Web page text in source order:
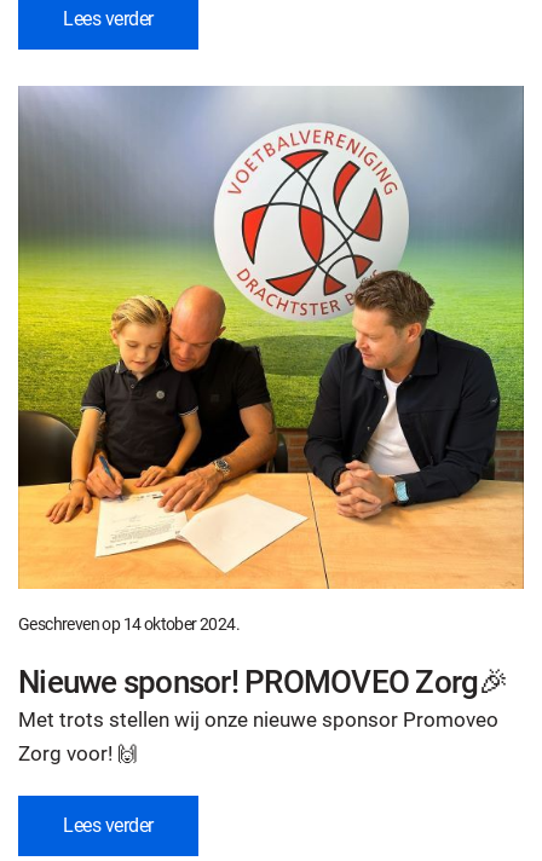
Lees verder
Geschreven op14 oktober 2024.
Nieuwe sponsor! PROMOVEO Zorg🎉
Met trots stellen wij onze nieuwe sponsor Promoveo
Zorg voor! 🙌
Lees verder